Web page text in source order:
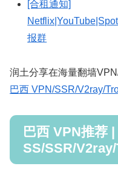
[合租通知]
报群
润土分享在海量翻墙
巴西 VPN/SSR/V2ray/
巴西 VPN推荐
SS/SSR/